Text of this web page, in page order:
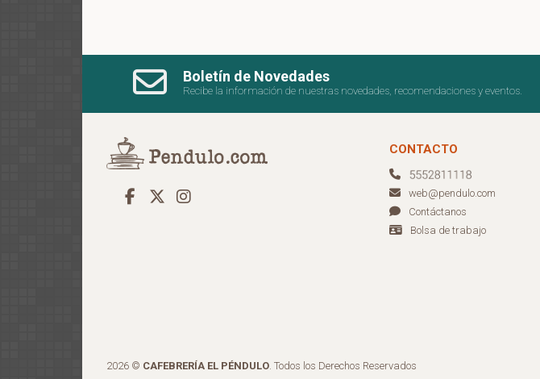
Boletín de Novedades
Recibe la información de nuestras novedades, recomendaciones y eventos.
CONTACTO
web@pendulo.com
Contáctanos
Bolsa de trabajo
2026 © CAFEBRERÍA EL PÉNDULO . Todos los Derechos Reservados